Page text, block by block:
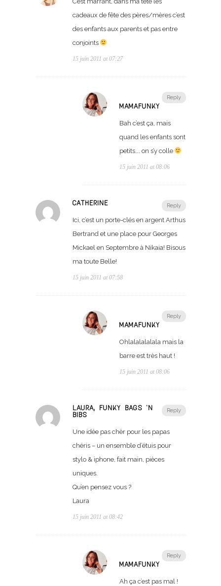
cadeaux de fête des pères/mères c’est
des enfants aux parents et pas entre
conjoints
15 juin 2011 at 07:27
Reply
MAMAFUNKY
Bah c’est ça, mais
quand les enfants sont
petits…. on s’y colle
15 juin 2011 at 08:06
Reply
CATHERINE
Ici, c’est un porte-clés en argent Arthus
Bertrand et une place pour Georges
Mickael en Septembre à Nikaia! Bisous
ma toute Belle!
15 juin 2011 at 07:58
Reply
MAMAFUNKY
Ohlalalalalala mais la
barre est très haut !
15 juin 2011 at 08:06
Reply
LAURA, FUNKY BAGS 'N
BIBS
Une idée pas chèr pour les papas
chéris – un ensemble d’étuis pour
stylo & iphone, fait main, pièces
uniques.
Qu’en pensez vous ?
Laura
15 juin 2011 at 08:42
Reply
MAMAFUNKY
Ah ça c’est pas mal !